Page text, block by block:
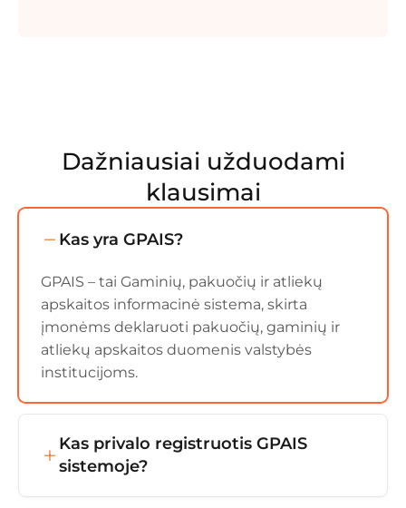
Dažniausiai užduodami
klausimai
Kas yra GPAIS?
GPAIS – tai Gaminių, pakuočių ir atliekų
apskaitos informacinė sistema, skirta
įmonėms deklaruoti pakuočių, gaminių ir
atliekų apskaitos duomenis valstybės
institucijoms.
Kas privalo registruotis GPAIS
sistemoje?